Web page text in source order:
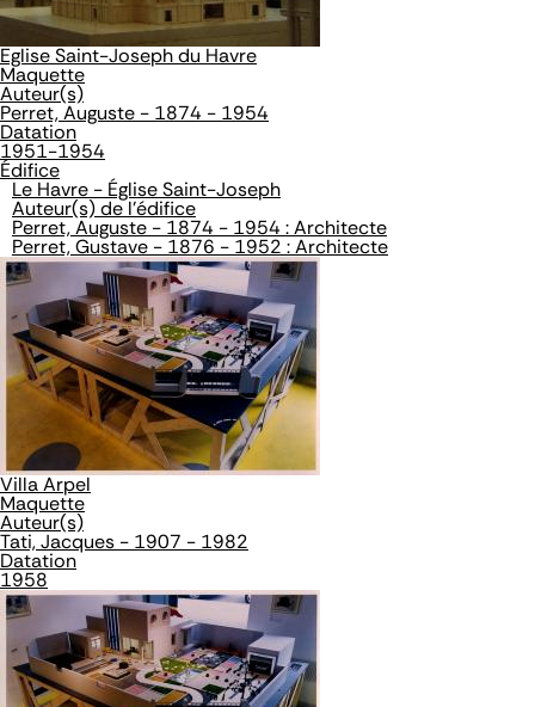
Eglise Saint-Joseph du Havre
Maquette
Auteur(s)
Perret, Auguste - 1874 - 1954
Datation
1951-1954
Édifice
Le Havre - Église Saint-Joseph
Auteur(s) de l'édifice
Perret, Auguste - 1874 - 1954 : Architecte
Perret, Gustave - 1876 - 1952 : Architecte
Villa Arpel
Maquette
Auteur(s)
Tati, Jacques - 1907 - 1982
Datation
1958